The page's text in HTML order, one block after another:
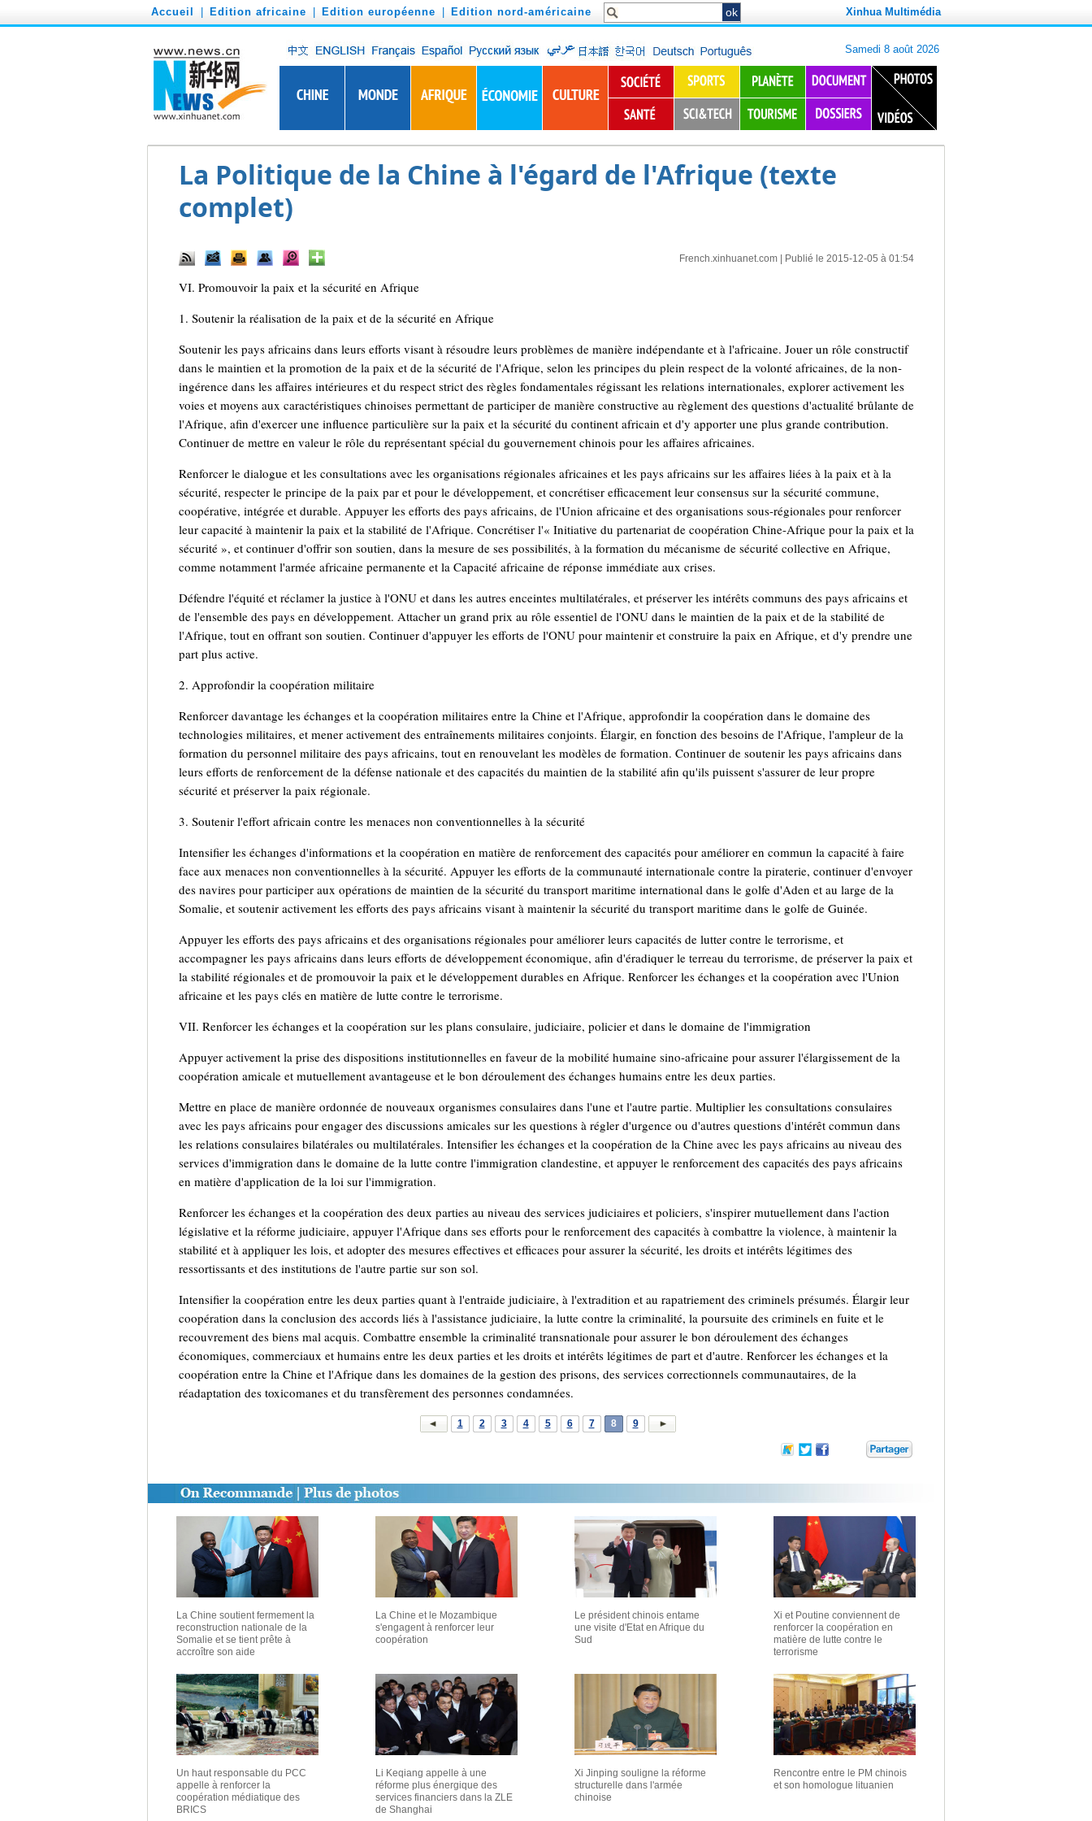
Accueil Edition africaine Edition européenne Edition nord-américaine Xinhua Multimédia
La Politique de la Chine à l'égard de l'Afrique (texte
complet)
French.xinhuanet.com| Publié le 2015-12-05 à 01:54
VI. Promouvoir la paix et la sécurité en Afrique
1. Soutenir la réalisation de la paix et de la sécurité en Afrique
Soutenir les pays africains dans leurs efforts visant à résoudre leurs problèmes de manière indépendante et à l'africaine. Jouer un rôle constructif
dans le maintien et la promotion de la paix et de la sécurité de l'Afrique, selon les principes du plein respect de la volonté africaines, de la non-
ingérence dans les affaires intérieures et du respect strict des règles fondamentales régissant les relations internationales, explorer activement les
voies et moyens aux caractéristiques chinoises permettant de participer de manière constructive au règlement des questions d'actualité brûlante de
l'Afrique, afin d'exercer une influence particulière sur la paix et la sécurité du continent africain et d'y apporter une plus grande contribution.
Continuer de mettre en valeur le rôle du représentant spécial du gouvernement chinois pour les affaires africaines.
Renforcer le dialogue et les consultations avec les organisations régionales africaines et les pays africains sur les affaires liées à la paix et à la
sécurité, respecter le principe de la paix par et pour le développement, et concrétiser efficacement leur consensus sur la sécurité commune,
coopérative, intégrée et durable. Appuyer les efforts des pays africains, de l'Union africaine et des organisations sous-régionales pour renforcer
leur capacité à maintenir la paix et la stabilité de l'Afrique. Concrétiser l'« Initiative du partenariat de coopération Chine-Afrique pour la paix et la
sécurité », et continuer d'offrir son soutien, dans la mesure de ses possibilités, à la formation du mécanisme de sécurité collective en Afrique,
comme notamment l'armée africaine permanente et la Capacité africaine de réponse immédiate aux crises.
Défendre l'équité et réclamer la justice à l'ONU et dans les autres enceintes multilatérales, et préserver les intérêts communs des pays africains et
de l'ensemble des pays en développement. Attacher un grand prix au rôle essentiel de l'ONU dans le maintien de la paix et de la stabilité de
l'Afrique, tout en offrant son soutien. Continuer d'appuyer les efforts de l'ONU pour maintenir et construire la paix en Afrique, et d'y prendre une
part plus active.
2. Approfondir la coopération militaire
Renforcer davantage les échanges et la coopération militaires entre la Chine et l'Afrique, approfondir la coopération dans le domaine des
technologies militaires, et mener activement des entraînements militaires conjoints. Élargir, en fonction des besoins de l'Afrique, l'ampleur de la
formation du personnel militaire des pays africains, tout en renouvelant les modèles de formation. Continuer de soutenir les pays africains dans
leurs efforts de renforcement de la défense nationale et des capacités du maintien de la stabilité afin qu'ils puissent s'assurer de leur propre
sécurité et préserver la paix régionale.
3. Soutenir l'effort africain contre les menaces non conventionnelles à la sécurité
Intensifier les échanges d'informations et la coopération en matière de renforcement des capacités pour améliorer en commun la capacité à faire
face aux menaces non conventionnelles à la sécurité. Appuyer les efforts de la communauté internationale contre la piraterie, continuer d'envoyer
des navires pour participer aux opérations de maintien de la sécurité du transport maritime international dans le golfe d'Aden et au large de la
Somalie, et soutenir activement les efforts des pays africains visant à maintenir la sécurité du transport maritime dans le golfe de Guinée.
Appuyer les efforts des pays africains et des organisations régionales pour améliorer leurs capacités de lutter contre le terrorisme, et
accompagner les pays africains dans leurs efforts de développement économique, afin d'éradiquer le terreau du terrorisme, de préserver la paix et
la stabilité régionales et de promouvoir la paix et le développement durables en Afrique. Renforcer les échanges et la coopération avec l'Union
africaine et les pays clés en matière de lutte contre le terrorisme.
VII. Renforcer les échanges et la coopération sur les plans consulaire, judiciaire, policier et dans le domaine de l'immigration
Appuyer activement la prise des dispositions institutionnelles en faveur de la mobilité humaine sino-africaine pour assurer l'élargissement de la
coopération amicale et mutuellement avantageuse et le bon déroulement des échanges humains entre les deux parties.
Mettre en place de manière ordonnée de nouveaux organismes consulaires dans l'une et l'autre partie. Multiplier les consultations consulaires
avec les pays africains pour engager des discussions amicales sur les questions à régler d'urgence ou d'autres questions d'intérêt commun dans
les relations consulaires bilatérales ou multilatérales. Intensifier les échanges et la coopération de la Chine avec les pays africains au niveau des
services d'immigration dans le domaine de la lutte contre l'immigration clandestine, et appuyer le renforcement des capacités des pays africains
en matière d'application de la loi sur l'immigration.
Renforcer les échanges et la coopération des deux parties au niveau des services judiciaires et policiers, s'inspirer mutuellement dans l'action
législative et la réforme judiciaire, appuyer l'Afrique dans ses efforts pour le renforcement des capacités à combattre la violence, à maintenir la
stabilité et à appliquer les lois, et adopter des mesures effectives et efficaces pour assurer la sécurité, les droits et intérêts légitimes des
ressortissants et des institutions de l'autre partie sur son sol.
Intensifier la coopération entre les deux parties quant à l'entraide judiciaire, à l'extradition et au rapatriement des criminels présumés. Élargir leur
coopération dans la conclusion des accords liés à l'assistance judiciaire, la lutte contre la criminalité, la poursuite des criminels en fuite et le
recouvrement des biens mal acquis. Combattre ensemble la criminalité transnationale pour assurer le bon déroulement des échanges
économiques, commerciaux et humains entre les deux parties et les droits et intérêts légitimes de part et d'autre. Renforcer les échanges et la
coopération entre la Chine et l'Afrique dans les domaines de la gestion des prisons, des services correctionnels communautaires, de la
réadaptation des toxicomanes et du transfèrement des personnes condamnées.
1 2 3 4 5 6 7 8 9
La Chine soutient fermement la
reconstruction nationale de la
Somalie et se tient prête à
accroître son aide
La Chine et le Mozambique
s'engagent à renforcer leur
coopération
Le président chinois entame
une visite d'Etat en Afrique du
Sud
Xi et Poutine conviennent de
renforcer la coopération en
matière de lutte contre le
terrorisme
Un haut responsable du PCC
appelle à renforcer la
coopération médiatique des
BRICS
Li Keqiang appelle à une
réforme plus énergique des
services financiers dans la ZLE
de Shanghai
Xi Jinping souligne la réforme
structurelle dans l'armée
chinoise
Rencontre entre le PM chinois
et son homologue lituanien